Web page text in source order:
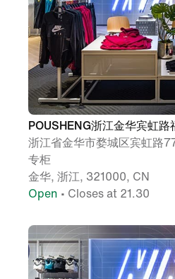
POUSHENG浙江金华宾虹路
浙江省金华市婺城区宾虹路
专柜
金华, 浙江, 321000, CN
Open • Closes at 21.30